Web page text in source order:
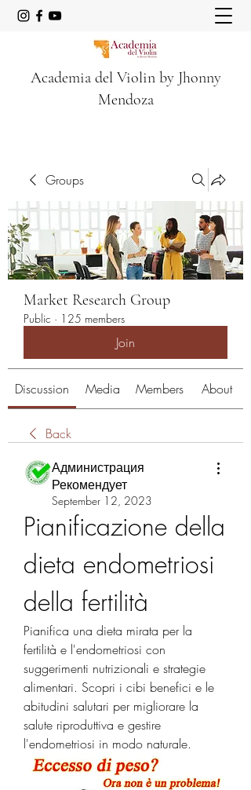
Academia del Violin by Jhonny
Mendoza
Groups
Market Research Group
Public · 125 members
Join
Discussion Media Members About
Back
Администрация
Рекомендует
September 12, 2023
Pianificazione della
dieta endometriosi
della fertilità
Pianifica una dieta mirata per la
fertilità e l'endometriosi con
suggerimenti nutrizionali e strategie
alimentari. Scopri i cibi benefici e le
abitudini salutari per migliorare la
salute riproduttiva e gestire
l'endometriosi in modo naturale.